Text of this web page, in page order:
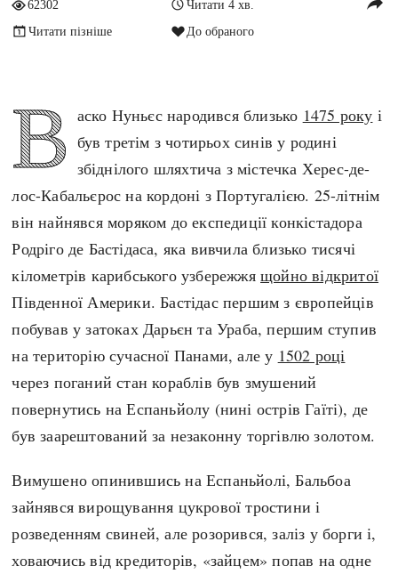
Кримінал
Культура і мистецтво
Особистості
Подорожі і відкриття
Політика
Релігія
Розваги і дозвілля
Спорт
Чудеса світу
Україна незалежна
ЗНО
Регіони
Австралія
Америка
А(нта)рктика
Африка
Європа
Античні часи
Темні віки
Високе Середньовіччя
Пізнє Середньовіччя
Нова історія
Новітня історія
Наш час
Індекси
Нові статті
Популярні статті
Всі статті
Визначальні події
#Хештеги
Автори
done
62302
Читати 4 хв.
Читати пізніше
До обраного
В аско Нуньєс народився близько 1475 року і
був третім з чотирьох синів у родині
збіднілого шляхтича з містечка Херес-де-
лос-Кабальєрос на кордоні з Португалією. 25-літнім
він найнявся моряком до експедиції конкістадора
Родріго де Бастідаса, яка вивчила близько тисячі
кілометрів карибського узбережжящойно відкритої
Південної Америки. Бастідас першим з європейців
побував у затоках Дарьєн та Ураба, першим ступив
на територію сучасної Панами, але у 1502 році
через поганий стан кораблів був змушений
повернутись на Еспаньйолу (нині острів Гаїті), де
був заарештований за незаконну торгівлю золотом.
Вимушено опинившись на Еспаньйолі, Бальбоа
зайнявся вирощування цукрової тростини і
розведенням свиней, але розорився, заліз у борги і,
ховаючись від кредиторів, «зайцем» попав на одне